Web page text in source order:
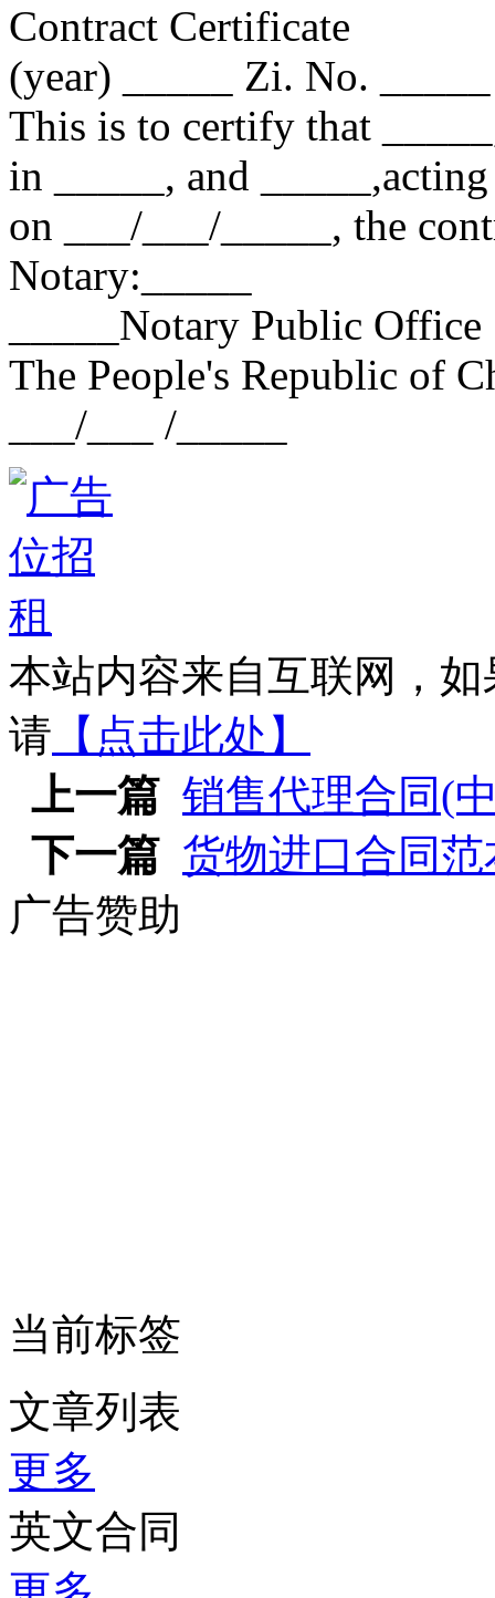
Contract Certificate
(year) _____ Zi. No. _____
This is to certify that
in _____, and
on ___/___/_____, the
Notary:_____
_____Notary Public Office
The People's Republic of
___/___ /_____
本站内容来自互联网，
请 【点击此处】
上一篇 销售代理合同(
下一篇 货物进口合同范
广告赞助
当前标签
文章列表
更多
英文合同